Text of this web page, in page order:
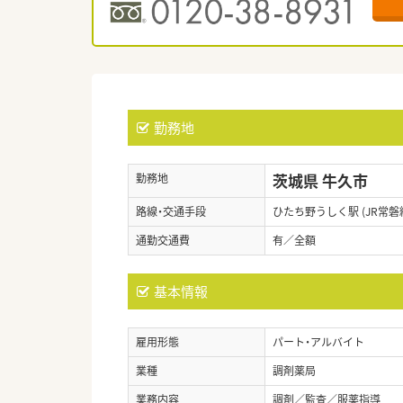
勤務地
勤務地 茨城県 牛久市
路線・交通手段
ひたち野うしく駅 (JR常磐
通勤交通費
有／全額
基本情報
雇用形態
パート・アルバイト
業種
調剤薬局
業務内容
調剤／監査／服薬指導